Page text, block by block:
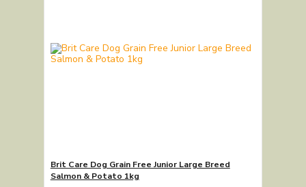
Brit Care Dog Grain Free Junior Large Breed
Salmon & Potato 1kg